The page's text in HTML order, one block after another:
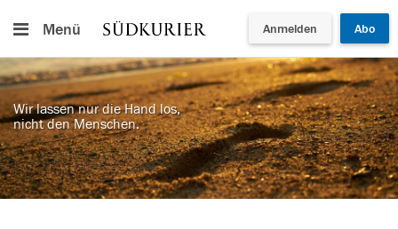
Menü Anmelden Abo
Wir lassen nur die Hand los,
nicht den Menschen.